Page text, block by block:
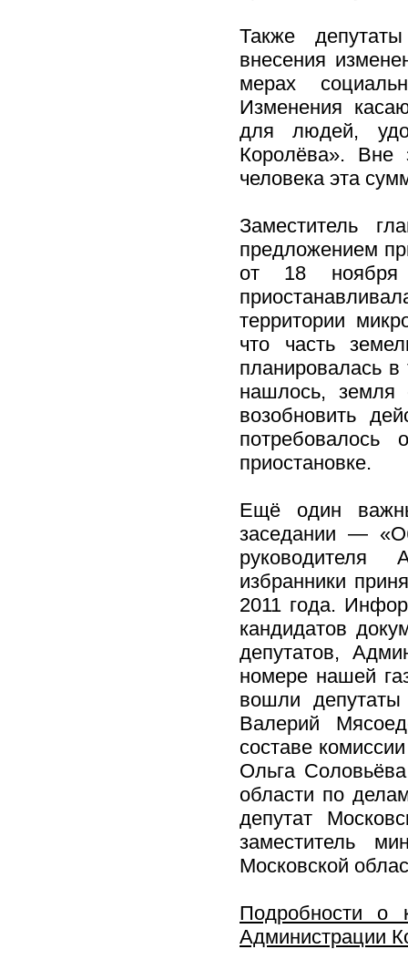
Также
внесения
мерах
Изменения
для людей,
Королёва». Вне
человека эта
Заместитель
предложением
от 18
территории
что часть
планировалась
нашлось, земля
возобновить
потребовалось
приостановке.
Ещё один
заседании —
руководителя
избранники
2011 года.
кандидатов
депутатов,
номере нашей
вошли
Валерий
составе
Ольга
области по
депутат
заместитель
Московской
Подробности о
Администрации